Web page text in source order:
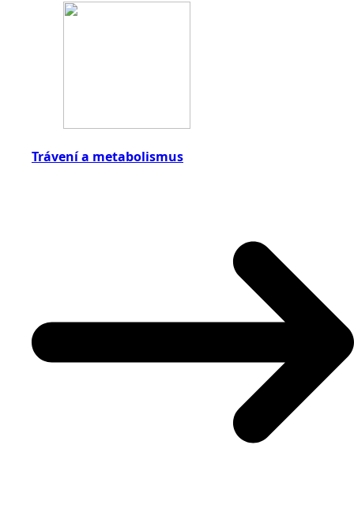
Trávení a metabolismus